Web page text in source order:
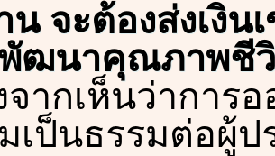
น จะต้องส่งเงิน
ฒนาคุณภาพชีวิ
จากเห็นว่าการ
เป็นธรรมต่อผู้ป